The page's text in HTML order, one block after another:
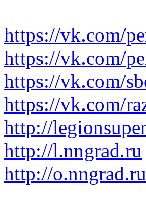
https://vk.com/
https://vk.com/
https://vk.com/
https://vk.com/
http://
http://l.nngrad.ru
http://o.nngrad.ru